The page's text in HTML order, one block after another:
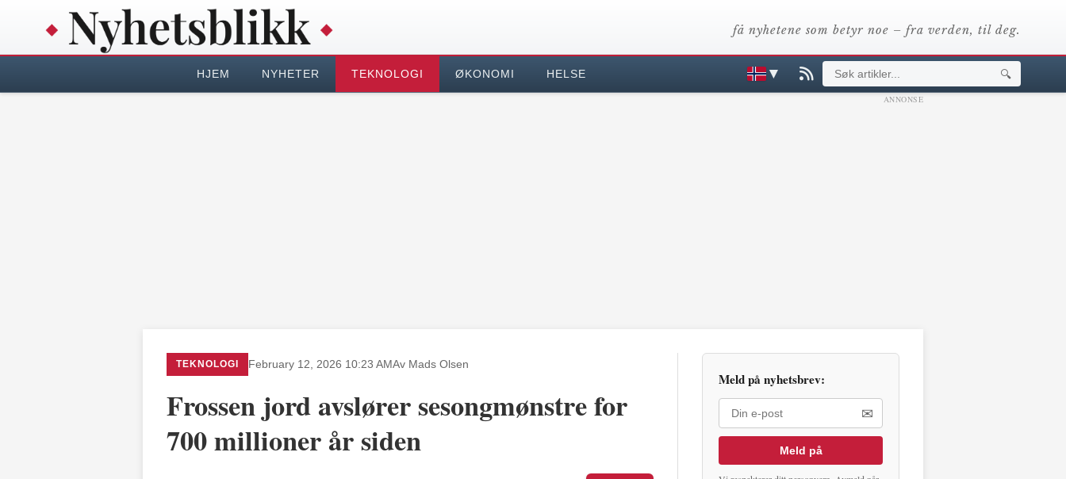
få nyhetene som betyr noe – fra verden, til deg.
HJEM NYHETER TEKNOLOGI ØKONOMI HELSE ▼ 🔍
ANNONSE
TEKNOLOGI February 12, 2026 10:23 AMAv Mads Olsen
Frossen jord avslører sesongmønstre for
700 millioner år siden
Meld på nyhetsbrev:
✉
Meld på